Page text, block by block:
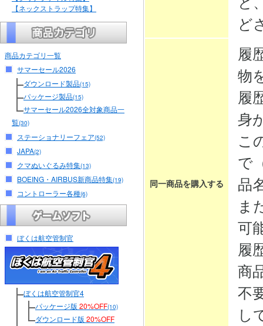
【ネックストラップ特集】
商品カテゴリ一覧
サマーセール2026
ダウンロード製品(15)
パッケージ製品(15)
サマーセール2026全対象商品一
覧(30)
ステーショナリーフェア(52)
JAPA(2)
クマぬいぐるみ特集(13)
BOEING・AIRBUS新商品特集(19)
コントローラー各種(6)
ぼくは航空管制官
ぼくは航空管制官4
パッケージ版 20%OFF(10)
ダウンロード版 20%OFF
ど
同一商品を購入する
履
物
履
身
こ
で
品
ま
可
履
商
不
し